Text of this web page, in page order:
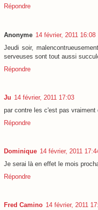
Répondre
Anonyme 14 février, 2011 16:08
Jeudi soir,
serveuses sont tout aussi
Répondre
Ju 14 février, 2011 17:03
par contre les c'est pas vraiment
Répondre
Dominique 14 février, 2011
Je serai là en effet le mois
Répondre
Fred Camino 14 février, 2011